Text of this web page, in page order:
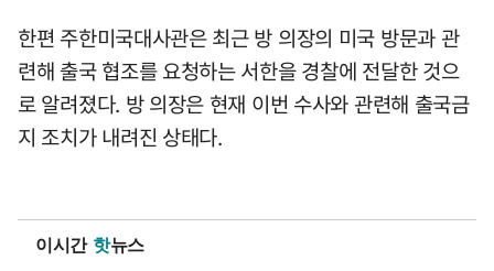
한편 주한미국대사관은 최근 방 의장의 미국 방문과 관
련해 출국 협조를 요청하는 서한을 경찰에 전달한 것으
로 알려졌다. 방 의장은 현재 이번 수사와 관련해 출국금
지 조치가 내려진 상태다.
이시간 핫뉴스